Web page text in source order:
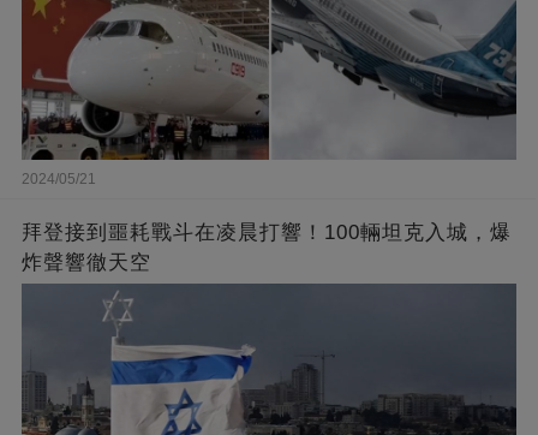
2024/05/21
拜登接到噩耗戰斗在凌晨打響！100輛坦克入城，爆
炸聲響徹天空